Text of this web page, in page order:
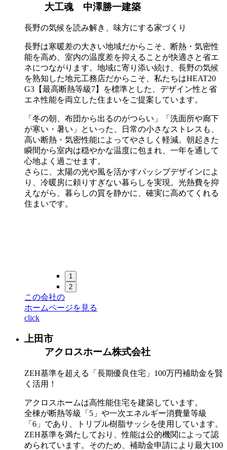
大工魂 中澤勝一建築
長野の気候を読み解き、味方にする家づくり
長野は寒暖差の大きい地域だからこそ、断熱・気密性
能を高め、室内の温度差を抑えることが快適さと省エ
ネにつながります。地域に寄り添い続け、長野の気候
を熟知した地元工務店だからこそ、私たちはHEAT20
G3【最高断熱等級7】を標準とした、デザイン性と省
エネ性能を両立した住まいをご提案しています。
「冬の朝、布団から出るのがつらい」「洗面所や廊下
が寒い・暑い」といった、日常の小さなストレスも、
高い断熱・気密性能によってやさしく軽減。朝起きた
瞬間から室内は穏やかな温度に包まれ、一年を通して
心地よく過ごせます。
さらに、太陽の光や風を活かすパッシブデザインによ
り、冷暖房に頼りすぎない暮らしを実現。光熱費を抑
えながら、暮らしの質を静かに、確実に高めてくれる
住まいです。
1
2
この会社の
ホームページを見る
click
上田市
アクロスホーム株式会社
ZEH基準を超える「長期優良住宅」100万円補助金を賢
く活用！
アクロスホームは高性能住宅を建築しています。
全棟が断熱等級「5」や一次エネルギー消費量等級
「6」であり、トリプル樹脂サッシを使用しています。
ZEH基準を満たしており、性能は公的機関によって認
められています。そのため、補助金申請により最大100